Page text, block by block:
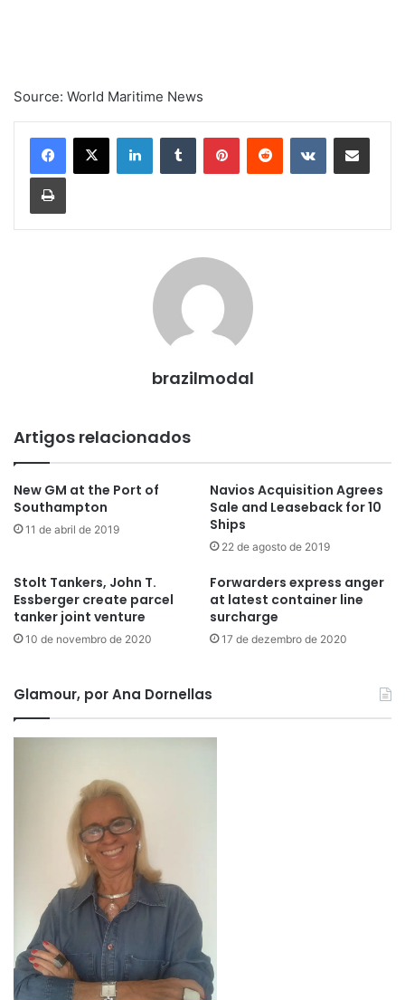
Source: World Maritime News
LinkedinTumblr PinterestReddit VK Compartilhar via e-mail
Imprimir
brazilmodal
Artigos relacionados
New GM at the Port of
Southampton
11 de abril de 2019
Navios Acquisition Agrees
Sale and Leaseback for 10
Ships
22 de agosto de 2019
Stolt Tankers, John T.
Essberger create parcel
tanker joint venture
10 de novembro de 2020
Forwarders express anger
at latest container line
surcharge
17 de dezembro de 2020
Glamour, por Ana Dornellas